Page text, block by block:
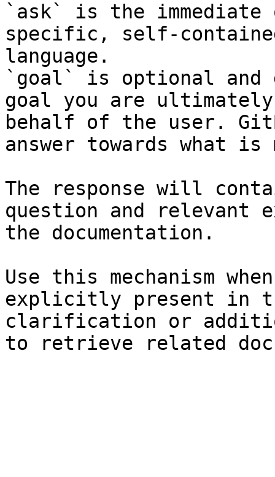
`ask` is the
specific, self-
language.
`goal` is optional and
goal you are
behalf of the user.
answer towards what
The response will
question and relevant
the documentation.
Use this mechanism
explicitly present in
clarification or